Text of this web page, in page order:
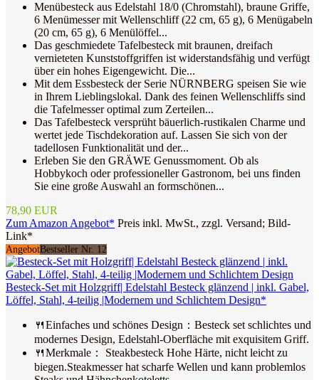
Menübesteck aus Edelstahl 18/0 (Chromstahl), braune Griffe,
6 Menümesser mit Wellenschliff (22 cm, 65 g), 6 Menügabeln
(20 cm, 65 g), 6 Menülöffel...
Das geschmiedete Tafelbesteck mit braunen, dreifach
vernieteten Kunststoffgriffen ist widerstandsfähig und verfügt
über ein hohes Eigengewicht. Die...
Mit dem Essbesteck der Serie NÜRNBERG speisen Sie wie
in Ihrem Lieblingslokal. Dank des feinen Wellenschliffs sind
die Tafelmesser optimal zum Zerteilen...
Das Tafelbesteck versprüht bäuerlich-rustikalen Charme und
wertet jede Tischdekoration auf. Lassen Sie sich von der
tadellosen Funktionalität und der...
Erleben Sie den GRÄWE Genussmoment. Ob als
Hobbykoch oder professioneller Gastronom, bei uns finden
Sie eine große Auswahl an formschönen...
78,90 EUR
Zum Amazon Angebot* Preis inkl. MwSt., zzgl. Versand; Bild-
Link*
AngebotBestseller Nr. 12
Besteck-Set mit Holzgriff| Edelstahl Besteck glänzend | inkl. Gabel,
Löffel, Stahl, 4-teilig |Modernem und Schlichtem Design*
🍴Einfaches und schönes Design：Besteck set schlichtes und
modernes Design, Edelstahl-Oberfläche mit exquisitem Griff.
🍴Merkmale： Steakbesteck Hohe Härte, nicht leicht zu
biegen.Steakmesser hat scharfe Wellen und kann problemlos